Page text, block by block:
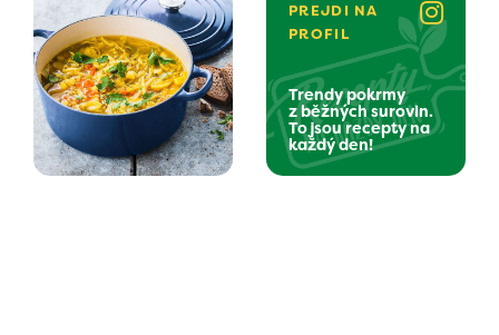
PREJDI NA
PROFIL
Trendy pokrmy
z běžných surovin.
To jsou recepty na
každý den!